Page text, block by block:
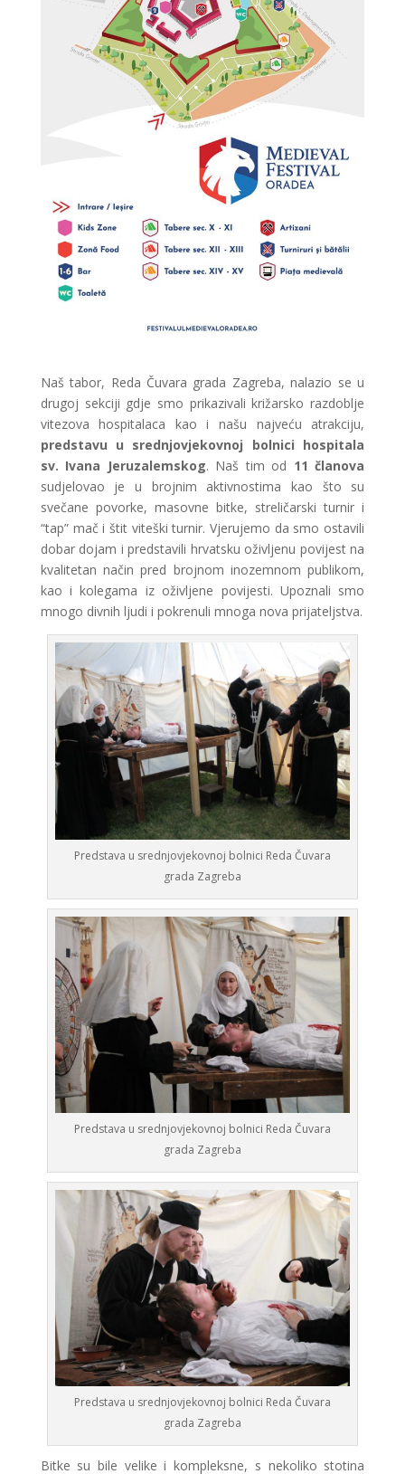
Naš tabor, Reda Čuvara grada Zagreba, nalazio se u
drugoj sekciji gdje smo prikazivali križarsko razdoblje
vitezova hospitalaca kao i našu najveću atrakciju,
predstavu u srednjovjekovnoj bolnici hospitala
sv. Ivana Jeruzalemskog. Naš tim od 11 članova
sudjelovao je u brojnim aktivnostima kao što su
svečane povorke, masovne bitke, streličarski turnir i
“tap” mač i štit viteški turnir. Vjerujemo da smo ostavili
dobar dojam i predstavili hrvatsku oživljenu povijest na
kvalitetan način pred brojnom inozemnom publikom,
kao i kolegama iz oživljene povijesti. Upoznali smo
mnogo divnih ljudi i pokrenuli mnoga nova prijateljstva.
Predstava u srednjovjekovnoj bolnici Reda Čuvara
grada Zagreba
Predstava u srednjovjekovnoj bolnici Reda Čuvara
grada Zagreba
Predstava u srednjovjekovnoj bolnici Reda Čuvara
grada Zagreba
Bitke su bile velike i kompleksne, s nekoliko stotina